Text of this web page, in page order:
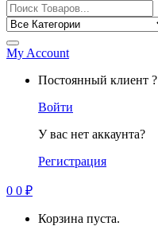
My Account
Постоянный клиент ?
Войти
У вас нет аккаунта?
Регистрация
0 0 ₽
Корзина пуста.